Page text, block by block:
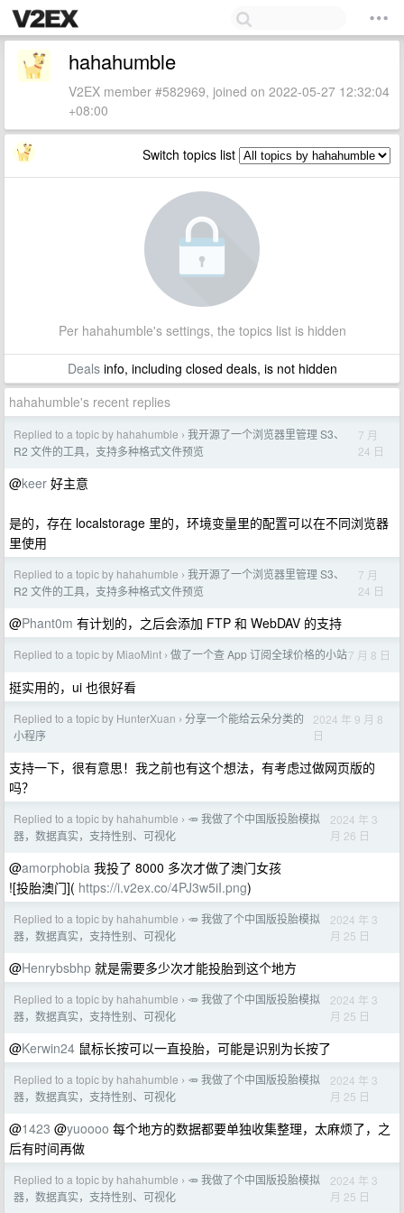
hahahumble
V2EX member #582969, joined on 2022-05-27 12:32:04
+08:00
Switch topics list
Per hahahumble's settings, the topics list is hidden
Dealsinfo, including closed deals, is not hidden
hahahumble's recent replies
Replied to a topic by hahahumble › 我开源了一个浏览器里管理 S3、
R2 文件的工具，支持多种格式文件预览
7 月
24 日
@keer 好主意
是的，存在 localstorage 里的，环境变量里的配置可以在不同浏览器
里使用
Replied to a topic by hahahumble › 我开源了一个浏览器里管理 S3、
R2 文件的工具，支持多种格式文件预览
7 月
24 日
@Phant0m 有计划的，之后会添加 FTP 和 WebDAV 的支持
Replied to a topic by MiaoMint › 做了一个查 App 订阅全球价格的小站7 月 8 日
挺实用的，ui 也很好看
Replied to a topic by HunterXuan › 分享一个能给云朵分类的
小程序
2024 年 9 月 8
日
支持一下，很有意思！我之前也有这个想法，有考虑过做网页版的
吗？
Replied to a topic by hahahumble › 🥕 我做了个中国版投胎模拟
器，数据真实，支持性别、可视化
2024 年 3
月 26 日
@amorphobia 我投了 8000 多次才做了澳门女孩
![投胎澳门]( https://i.v2ex.co/4PJ3w5iI.png)
Replied to a topic by hahahumble › 🥕 我做了个中国版投胎模拟
器，数据真实，支持性别、可视化
2024 年 3
月 25 日
@Henrybsbhp 就是需要多少次才能投胎到这个地方
Replied to a topic by hahahumble › 🥕 我做了个中国版投胎模拟
器，数据真实，支持性别、可视化
2024 年 3
月 25 日
@Kerwin24 鼠标长按可以一直投胎，可能是识别为长按了
Replied to a topic by hahahumble › 🥕 我做了个中国版投胎模拟
器，数据真实，支持性别、可视化
2024 年 3
月 25 日
@1423 @yuoooo 每个地方的数据都要单独收集整理，太麻烦了，之
后有时间再做
Replied to a topic by hahahumble › 🥕 我做了个中国版投胎模拟
器，数据真实，支持性别、可视化
2024 年 3
月 25 日